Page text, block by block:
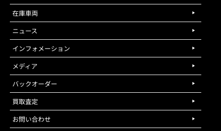
在庫車両
ニュース
インフォメーション
メディア
バックオーダー
買取査定
お問い合わせ